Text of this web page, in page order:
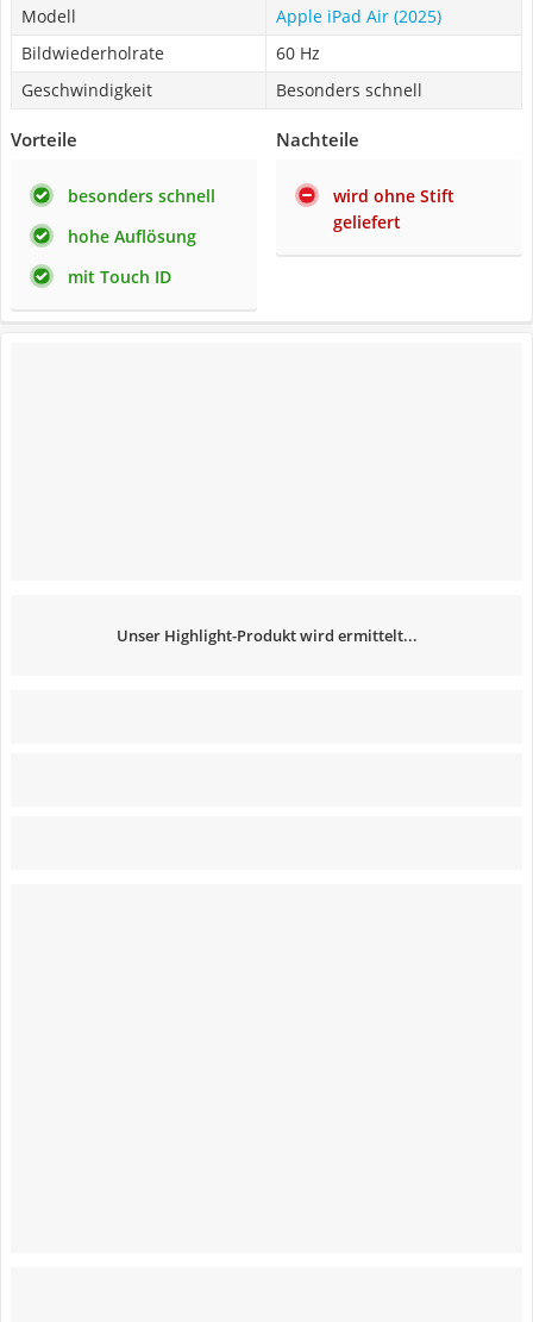
Modell
Apple iPad Air (2025)
Bildwiederholrate
60 Hz
Geschwindigkeit
Besonders schnell
Vorteile
besonders schnell
hohe Auflösung
mit Touch ID
Nachteile
wird ohne Stift
geliefert
Unser Highlight-Produkt wird ermittelt...